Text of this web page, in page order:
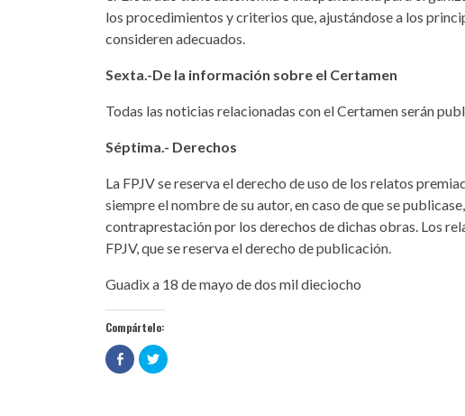
los procedimientos y criterios que, ajustándose a los
consideren adecuados.
Sexta.-De la información sobre el Certamen
Todas las noticias relacionadas con el Certamen serán
Séptima.- Derechos
La FPJV se reserva el derecho de uso de los relatos
siempre el nombre de su autor, en caso de que se
contraprestación por los derechos de dichas obras. Los
FPJV, que se reserva el derecho de publicación.
Guadix a 18 de mayo de dos mil dieciocho
Compártelo:
Haz
clic
para
Haz
clic